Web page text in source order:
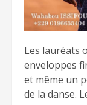
Les lauréats
enveloppes
et même un
de la danse.